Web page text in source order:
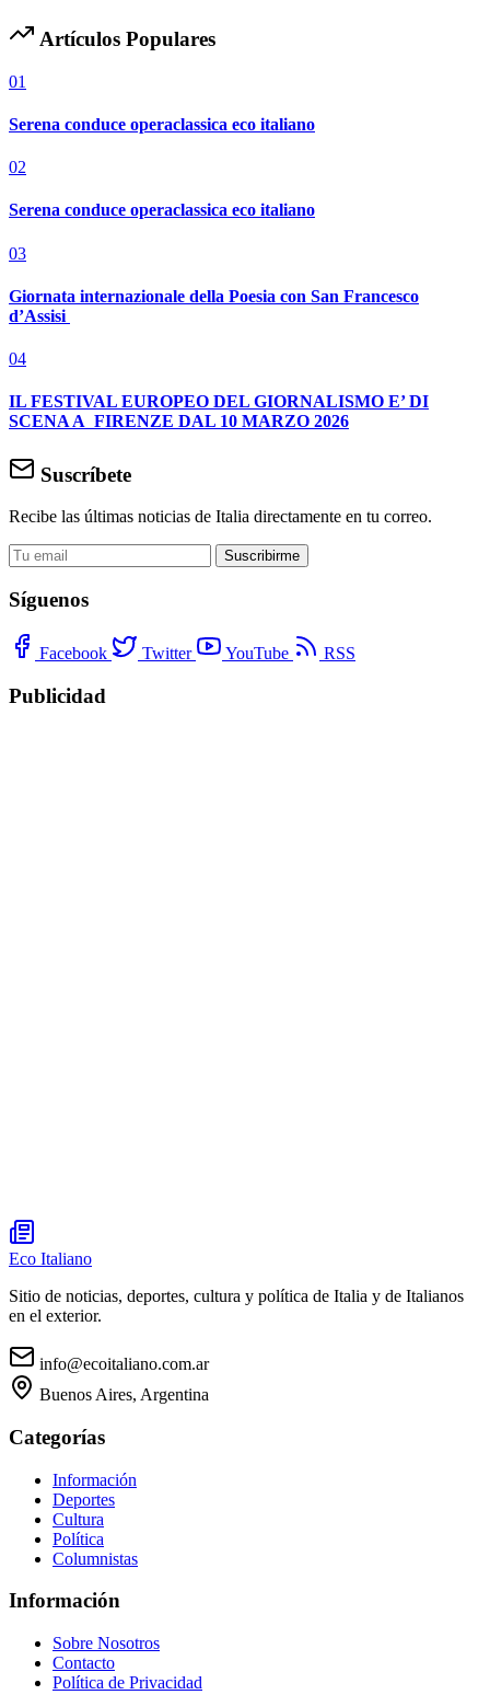
Artículos Populares
01
Serena conduce operaclassica eco italiano
02
Serena conduce operaclassica eco italiano
03
Giornata internazionale della Poesia con San Francesco
d’Assisi
04
IL FESTIVAL EUROPEO DEL GIORNALISMO E’ DI
SCENA A FIRENZE DAL 10 MARZO 2026
Suscríbete
Recibe las últimas noticias de Italia directamente en tu correo.
Suscribirme
Síguenos
Facebook Twitter YouTube RSS
Publicidad
Eco Italiano
Sitio de noticias, deportes, cultura y política de Italia y de Italianos
en el exterior.
info@ecoitaliano.com.ar
Buenos Aires, Argentina
Categorías
Información
Deportes
Cultura
Política
Columnistas
Información
Sobre Nosotros
Contacto
Política de Privacidad